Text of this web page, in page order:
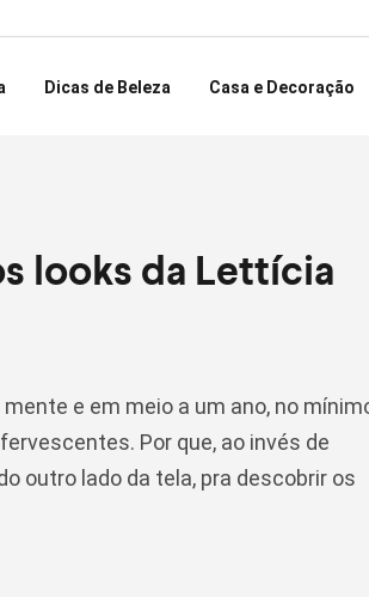
Dicas de Beleza Casa e Decoração
looks da Lettícia
e em meio a um ano, no
Por que, ao invés de
outro lado da tela, pra descobrir os